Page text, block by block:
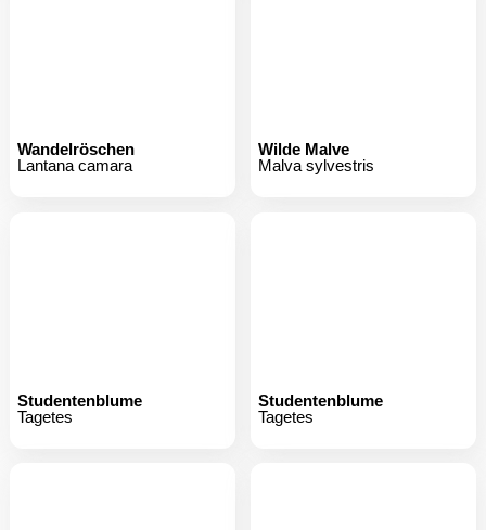
Wandelröschen
Lantana camara
Wilde Malve
Malva sylvestris
Studentenblume
Tagetes
Studentenblume
Tagetes